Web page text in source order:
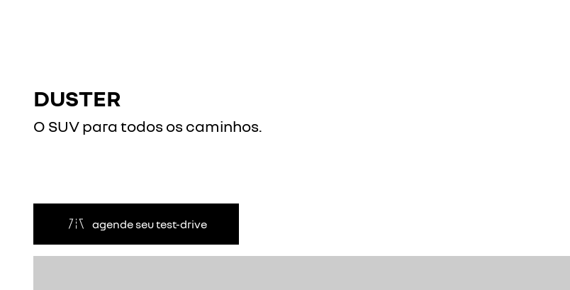
DUSTER
O SUV para todos os caminhos.
agende seu test-drive